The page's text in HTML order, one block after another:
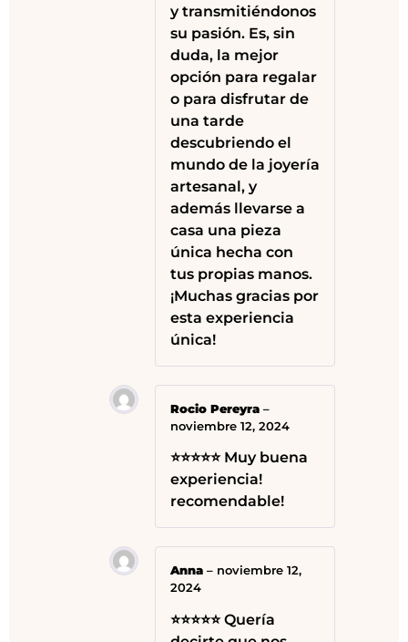
y transmitiéndonos
su pasión. Es, sin
duda, la mejor
opción para regalar
o para disfrutar de
una tarde
descubriendo el
mundo de la joyería
artesanal, y
además llevarse a
casa una pieza
única hecha con
tus propias manos.
¡Muchas gracias por
esta experiencia
única!
Rocio Pereyra –
noviembre 12, 2024
⭐⭐⭐⭐⭐ Muy buena
experiencia!
recomendable!
Anna – noviembre 12,
2024
⭐⭐⭐⭐⭐ Quería